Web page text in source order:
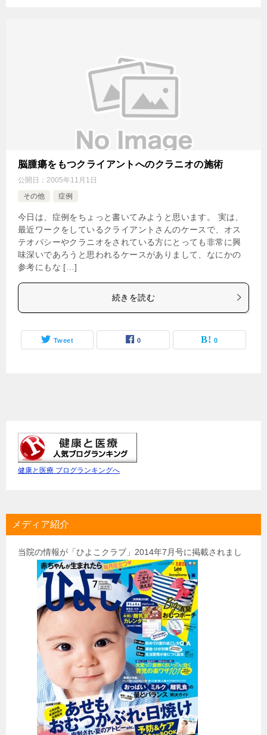
脳腫瘍をもつクライアントへのクラニオの施術
公開日： 2005年11月1日
その他
症例
今日は、症例をちょっと書いてみようと思います。 実は、
最近ワークをしているクライアントさんのケースで、オス
テオパシーやクラニオをされている方にとっても非常に興
味深いであろうと思われるケースがありまして、なにかの
参考にもな […]
続きを読む
Tweet 0 0
健康と医療 ブログランキングへ
メディア紹介
当院の情報が「ひよこクラブ」2014年7月号に掲載されまし